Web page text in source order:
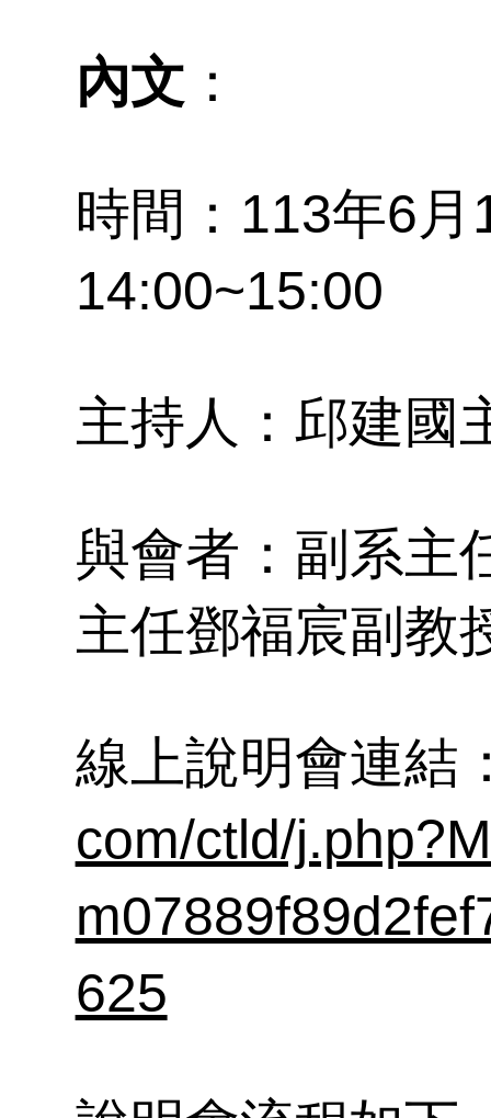
紹
向
表
內文 ：
時間：113年6
14:00~15:00
主持人：邱建國
與會者：副系主
主任鄧福宸副教
線上說明會連結
com/ctld/
625